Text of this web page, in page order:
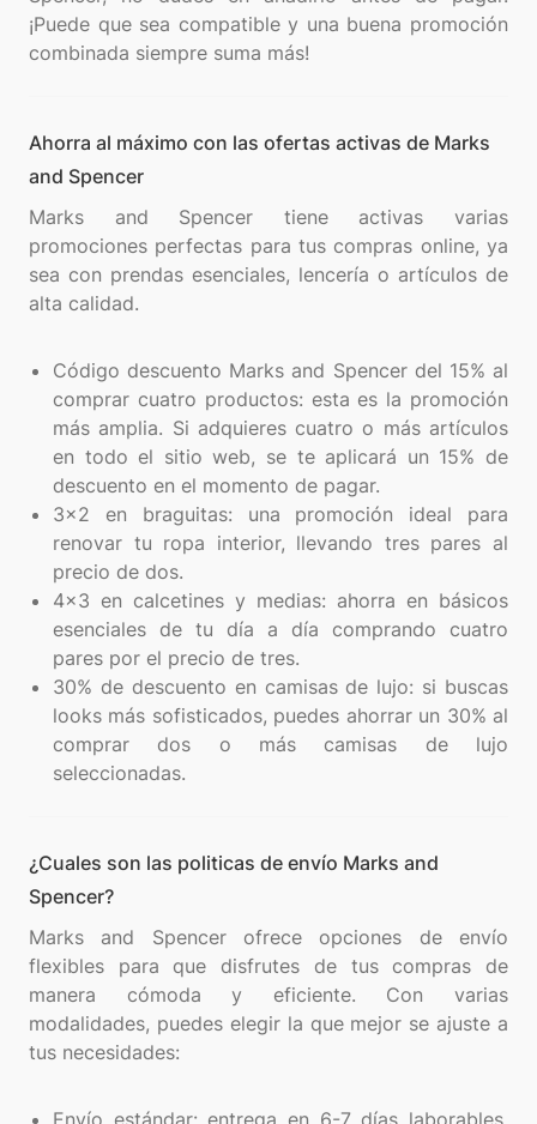
¡Puede que sea compatible y una buena promoción
Ahorra al máximo con las ofertas activas de Marks
and Spencer
Marks and Spencer tiene activas varias
promociones perfectas para tus compras online, ya
sea con prendas esenciales, lencería o artículos de
alta calidad.
Código descuento Marks and Spencer del 15% al
comprar cuatro productos: esta es la promoción
más amplia. Si adquieres cuatro o más artículos
en todo el sitio web, se te aplicará un 15% de
descuento en el momento de pagar.
3x2 en braguitas: una promoción ideal para
renovar tu ropa interior, llevando tres pares al
precio de dos.
4x3 en calcetines y medias: ahorra en básicos
esenciales de tu día a día comprando cuatro
pares por el precio de tres.
30% de descuento en camisas de lujo: si buscas
looks más sofisticados, puedes ahorrar un 30% al
comprar dos o más camisas de lujo
seleccionadas.
¿Cuales son las politicas de envío Marks and
Spencer?
Marks and Spencer ofrece opciones de envío
flexibles para que disfrutes de tus compras de
manera cómoda y eficiente. Con varias
modalidades, puedes elegir la que mejor se ajuste a
tus necesidades:
Envío estándar: entrega en 6-7 días laborables,